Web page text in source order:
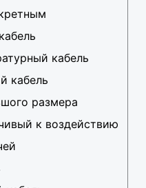
кабель
кабель
размера
к воздействию